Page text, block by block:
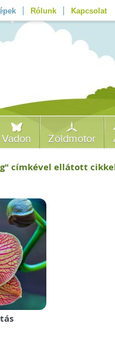
Rólunk Kapcsolat
Vadon Zöldmotor
" címkével ellátott